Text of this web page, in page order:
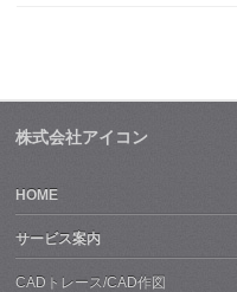
株式会社アイコン
HOME
サービス案内
CADトレース/CAD作図